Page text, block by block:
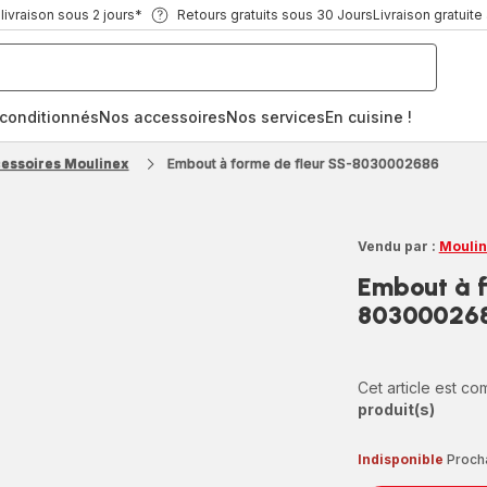
sous 2 jours* Retours gratuits sous 30 JoursLivraison gratuite
Nos accessoiresNos servicesEn cuisine !
Moulinex Embout à forme de fleur SS-8030002686
Vendu par :
Embout à
Cet article est
produit(s)
Indisponible